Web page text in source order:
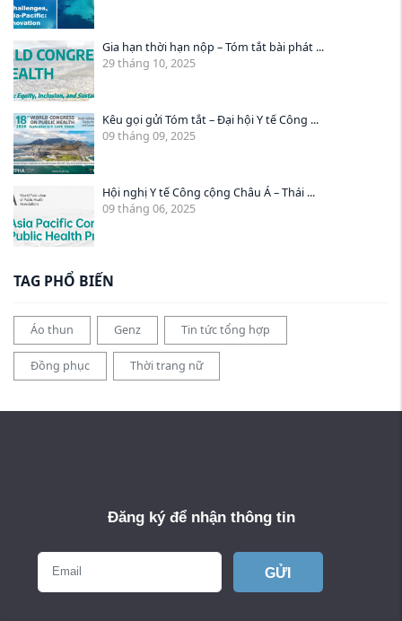
Gia hạn thời hạn nộp – Tóm tắt bài phát ...
29 tháng 10, 2025
Kêu gọi gửi Tóm tắt – Đại hội Y tế Công ...
09 tháng 09, 2025
Hội nghị Y tế Công cộng Châu Á – Thái ...
09 tháng 06, 2025
TAG PHỔ BIẾN
Áo thun Genz Tin tức tổng hợp
Đồng phục Thời trang nữ
Đăng ký để nhận thông tin
GỬI